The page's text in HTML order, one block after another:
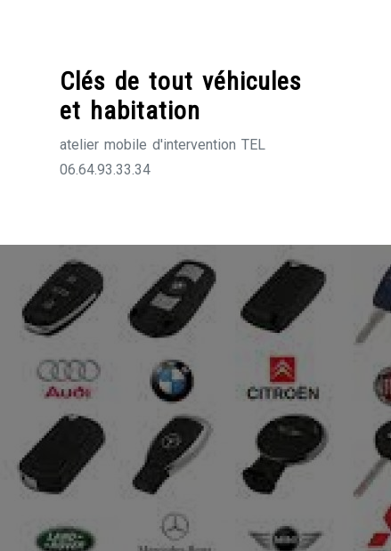
Clés de tout véhicules
et habitation
atelier mobile d'intervention TEL
06.64.93.33.34